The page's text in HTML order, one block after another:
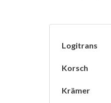
Logitrans
Korsch
Krämer